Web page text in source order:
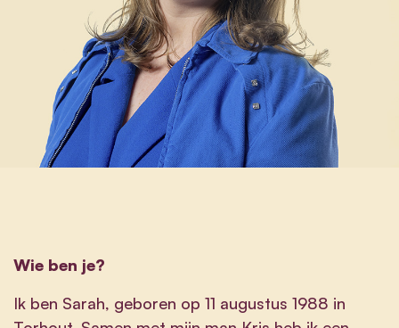
Wie ben je?
Ik ben Sarah, geboren op 11 augustus 1988 in